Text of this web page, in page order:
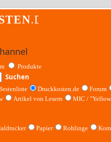
Produkte
Suchen
Druckkosten.de Forum
Artikel von Lesern MIC /
Papier Rohlinge